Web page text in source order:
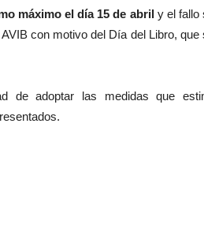
máximo el día 15 de abril y el fallo
con motivo del Día del Libro,
de adoptar las medidas que